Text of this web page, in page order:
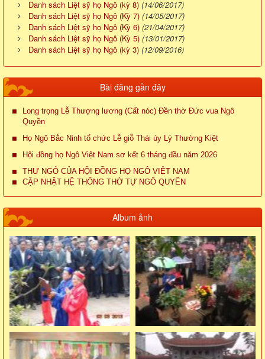
Danh sách Liệt sỹ họ Ngô (kỳ 8) (14/06/2017)
Danh sách Liệt sỹ họ Ngô (Kỳ 7) (14/05/2017)
Danh sách Liệt sỹ họ Ngô (Kỳ 6) (21/04/2017)
Danh sách Liệt sỹ họ Ngô (Kỳ 5) (13/01/2017)
Danh sách Liệt sỹ họ Ngô (kỳ 3) (12/09/2016)
Bài đăng gần đây
Long trọng Lễ Thượng lương (Cất nóc) Đền thờ Đức vua Ngô
Quyền
Họ Ngô Bắc Ninh tổ chức Lễ giỗ Thái úy Lý Thường Kiệt
Hội đồng họ Ngô Việt Nam sơ kết 6 tháng đầu năm 2026
THƯ NGỎ CỦA HỘI ĐỒNG HỌ NGÔ VIỆT NAM
CẬP NHẬT HỆ THỐNG THỜ TỰ NGÔ QUYỀN
Album ảnh